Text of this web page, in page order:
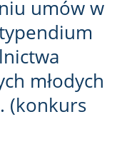
umów w
młodych
(konkurs